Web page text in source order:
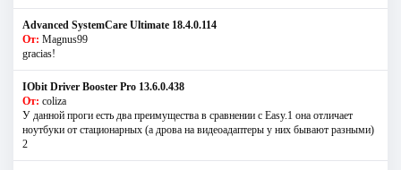
Advanced SystemCare Ultimate 18.4.0.114
От: Magnus99
gracias!
IObit Driver Booster Pro 13.6.0.438
От: coliza
У данной проги есть два преимущества в сравнении с Easy.1 она отличает
ноутбуки от стационарных (а дрова на видеоадаптеры у них бывают разными)
2